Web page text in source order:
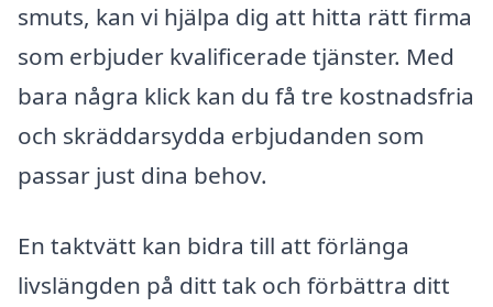
smuts, kan vi hjälpa dig att hitta rätt firma
som erbjuder kvalificerade tjänster. Med
bara några klick kan du få tre kostnadsfria
och skräddarsydda erbjudanden som
passar just dina behov.
En taktvätt kan bidra till att förlänga
livslängden på ditt tak och förbättra ditt